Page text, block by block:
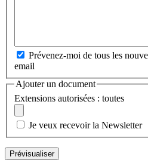
Prévenez-moi de tous les
email
Ajouter un document
Extensions autorisées : toutes
Je veux recevoir la Newsletter